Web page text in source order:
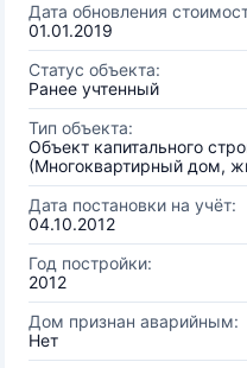
Дата обновления
01.01.2019
Статус объекта:
Ранее учтенный
Тип объекта:
Объект капитального
(Многоквартирный дом,
Дата постановки на учёт:
04.10.2012
Год постройки:
2012
Дом признан аварийным:
Нет